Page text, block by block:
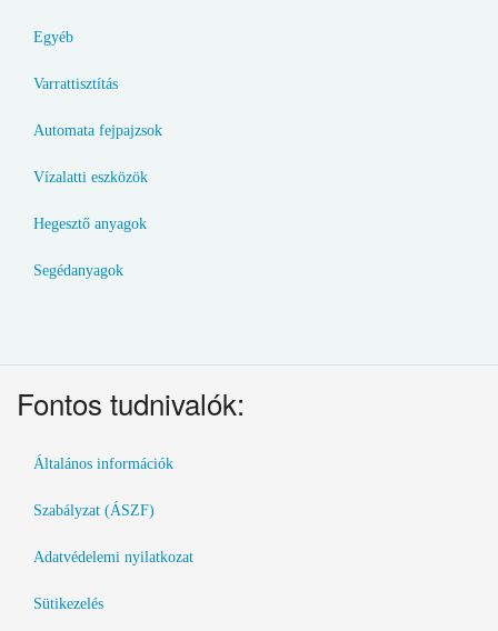
Egyéb
Varrattisztítás
Automata fejpajzsok
Vízalatti eszközök
Hegesztő anyagok
Segédanyagok
Fontos tudnivalók:
Általános információk
Szabályzat (ÁSZF)
Adatvédelemi nyilatkozat
Sütikezelés